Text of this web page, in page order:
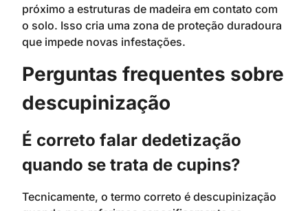
próximo a estruturas de madeira em contato com
o solo. Isso cria uma zona de proteção duradoura
que impede novas infestações.
Perguntas frequentes sobre
descupinização
É correto falar dedetização
quando se trata de cupins?
Tecnicamente, o termo correto é descupinização